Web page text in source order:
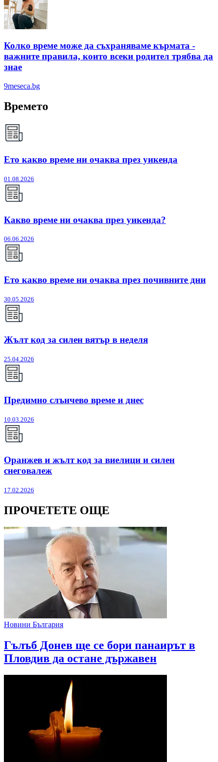
Колко време може да съхраняваме кърмата -
важните правила, които всеки родител трябва да
знае
9meseca.bg
Времето
Ето какво време ни очаква през уикенда
01.08.2026
Какво време ни очаква през уикенда?
06.06.2026
Ето какво време ни очаква през почивните дни
30.05.2026
Жълт код за силен вятър в неделя
25.04.2026
Предимно слънчево време и днес
10.03.2026
Оранжев и жълт код за виелици и силен
снеговалеж
17.02.2026
ПРОЧЕТЕТЕ ОЩЕ
Новини България
Гълъб Донев ще се бори панаирът в
Пловдив да остане държавен